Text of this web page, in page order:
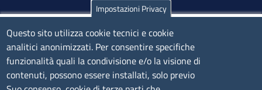
Olbia
Via Nanni 43 - 07026 Olbia
Tel. 0789 66122 | 0789 69580
mail:ufficio.olbia@ss.camcom.it
lunedì al venerdì: 9,00 - 12,00; lunedì pomeriggio: 16,00
Impostazioni Privacy
Questo sito utilizza cookie tecnici e cookie
analitici anonimizzati. Per consentire specifiche
funzionalità quali la condivisione e/o la visione di
contenuti, possono essere installati, solo previo